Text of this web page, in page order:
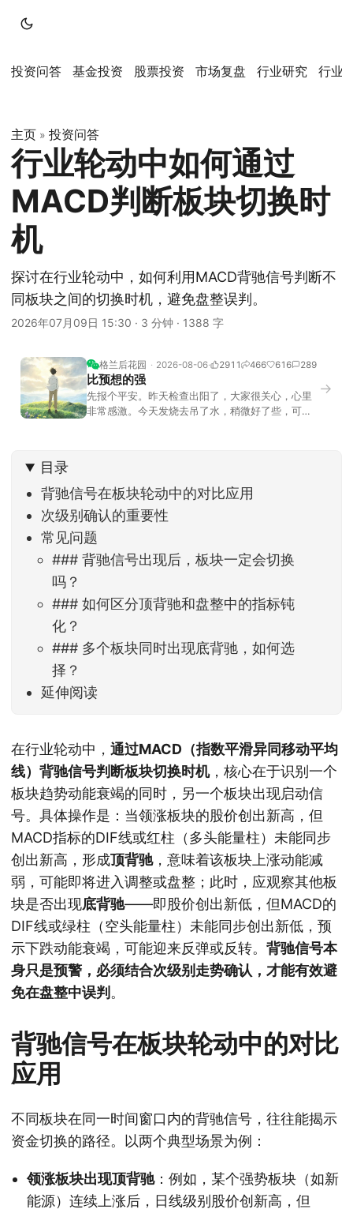
投资问答 基金投资 股票投资 市场复盘 行业研究 行业
主页 » 投资问答
行业轮动中如何通过
MACD判断板块切换时
机
探讨在行业轮动中，如何利用MACD背驰信号判断不
同板块之间的切换时机，避免盘整误判。
2026年07月09日 15:30 · 3 分钟 · 1388 字
格兰后花园 2026-08-06 2911 466 616 289
比预想的强
先报个平安。昨天检查出阳了，大家很关心，心里
非常感激。今天发烧去吊了水，稍微好了些，可没
去相差不大，但细看下来，跌幅超过3%的只有不到
→
目录
背驰信号在板块轮动中的对比应用
次级别确认的重要性
常见问题
### 背驰信号出现后，板块一定会切换
吗？
### 如何区分顶背驰和盘整中的指标钝
化？
### 多个板块同时出现底背驰，如何选
择？
延伸阅读
在行业轮动中， 通过MACD（指数平滑异同移动平均
线）背驰信号判断板块切换时机，核心在于识别一个
板块趋势动能衰竭的同时，另一个板块出现启动信
号。具体操作是：当领涨板块的股价创出新高，但
MACD指标的DIF线或红柱（多头能量柱）未能同步
创出新高，形成顶背驰，意味着该板块上涨动能减
弱，可能即将进入调整或盘整；此时，应观察其他板
块是否出现底背驰——即股价创出新低，但MACD的
DIF线或绿柱（空头能量柱）未能同步创出新低，预
示下跌动能衰竭，可能迎来反弹或反转。 背驰信号本
身只是预警，必须结合次级别走势确认，才能有效避
免在盘整中误判 。
背驰信号在板块轮动中的对比
应用
不同板块在同一时间窗口内的背驰信号，往往能揭示
资金切换的路径。以两个典型场景为例：
领涨板块出现顶背驰：例如，某个强势板块（如新
能源）连续上涨后，日线级别股价创新高，但